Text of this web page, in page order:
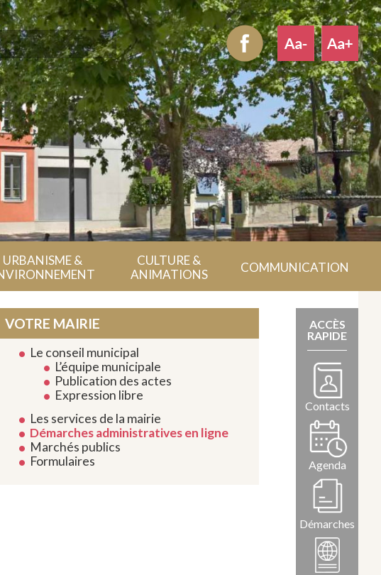
URBANISME &
CULTURE &
ANIMATIONS
COMMUNICATION
VOTRE MAIRIE
Le conseil municipal
L’équipe municipale
Publication des actes
Expression libre
Les services de la mairie
Démarches administratives en ligne
Marchés publics
Formulaires
ACCÈS
RAPIDE
Contacts
Agenda
Démarches